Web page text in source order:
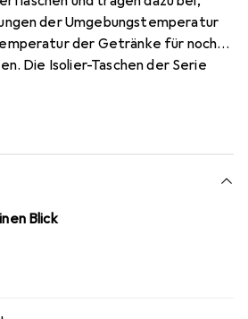
der Umgebungstemperatur
der Getränke für noch
Die Isolier-Taschen der Serie
von ungefähr 350 ml und 500 ml
in einer Hülle in der
Farbe aufbewahren können. Die
hervorragend zum
der Serie Silky Thermos
Blick